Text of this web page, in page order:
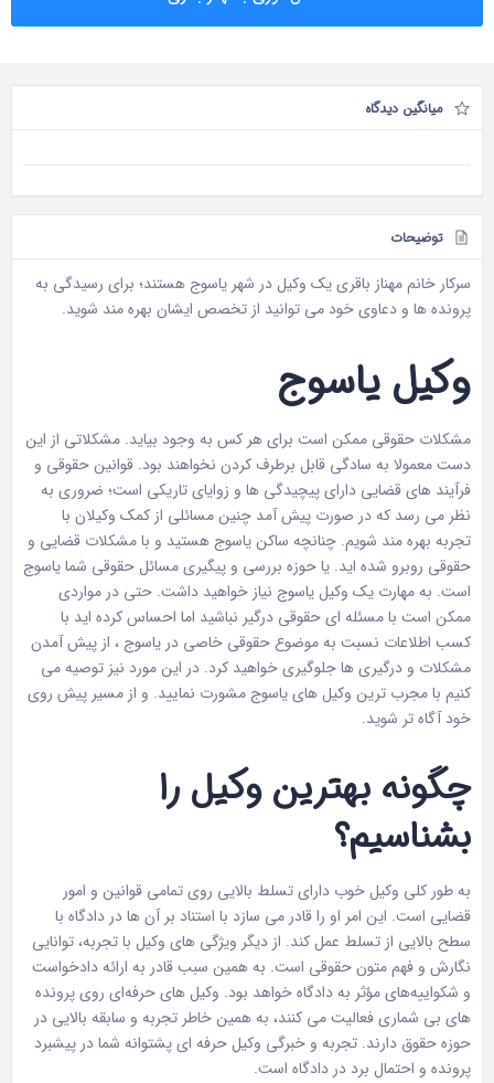
میانگین دیدگاه
توضیحات
سرکار خانم مهناز باقری یک وکیل در شهر یاسوج هستند؛ برای رسیدگی به
پرونده ها و دعاوی خود می توانید از تخصص ایشان بهره مند شوید.
وکیل یاسوج
مشکلات حقوقی ممکن است برای هر کس به وجود بیاید. مشکلاتی از این
دست معمولا به سادگی قابل برطرف کردن نخواهند بود. قوانین حقوقی و
فرآیند های قضایی دارای پیچیدگی ها و زوایای تاریکی است؛ ضروری به
نظر می رسد که در صورت پیش آمد چنین مسائلی از کمک وکیلان با
تجربه بهره مند شویم. چنانچه ساکن یاسوج هستید و با مشکلات قضایی و
حقوقی روبرو شده‌ اید. یا حوزه بررسی و پیگیری مسائل حقوقی شما یاسوج
است. به مهارت یک وکیل یاسوج نیاز خواهید داشت. حتی در مواردی
ممکن است با مسئله ای حقوقی درگیر نباشید اما احساس کرده اید با
کسب اطلاعات نسبت به موضوع حقوقی خاصی در یاسوج ، از پیش آمدن
مشکلات و درگیری ها جلوگیری خواهید کرد. در این مورد نیز توصیه می
کنیم با مجرب ترین وکیل های یاسوج مشورت نمایید. و از مسیر پیش روی
خود آگاه تر شوید.
چگونه بهترین وکیل را
بشناسیم؟
به طور کلی وکیل خوب دارای تسلط بالایی روی تمامی قوانین و امور
قضایی است. این امر او را قادر می سازد با استناد بر آن‌ ها در دادگاه با
سطح بالایی از تسلط عمل کند. از دیگر ویژگی های وکیل با تجربه، توانایی
نگارش و فهم متون حقوقی است. به همین سبب قادر به ارائه دادخواست
و شکواییه‌های مؤثر به دادگاه خواهد بود. وکیل های حرفه‌ای روی پرونده‌
های بی شماری فعالیت می ‌کنند، به همین خاطر تجربه و سابقه بالایی در
حوزه حقوق دارند. تجربه‌ و خبرگی وکیل حرفه ای پشتوانه شما در پیشبرد
پرونده و احتمال برد در دادگاه است.